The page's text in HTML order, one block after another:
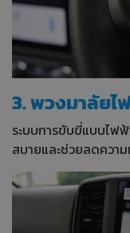
3. พวงมาลัยไ
ระบบการขับขี่แบบไฟ
สบายและช่วยลดควา